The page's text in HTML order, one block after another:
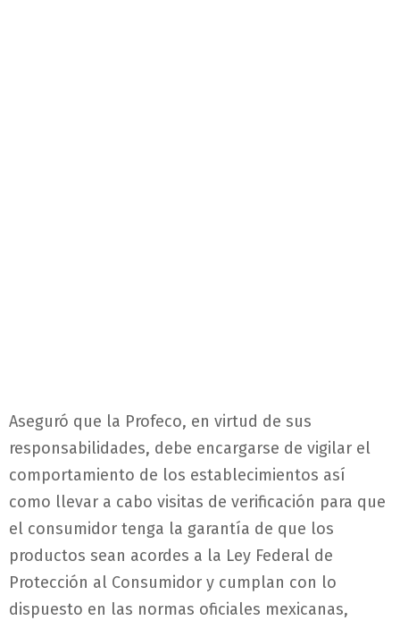
Aseguró que la Profeco, en virtud de sus
responsabilidades, debe encargarse de vigilar el
comportamiento de los establecimientos así
como llevar a cabo visitas de verificación para que
el consumidor tenga la garantía de que los
productos sean acordes a la Ley Federal de
Protección al Consumidor y cumplan con lo
dispuesto en las normas oficiales mexicanas,